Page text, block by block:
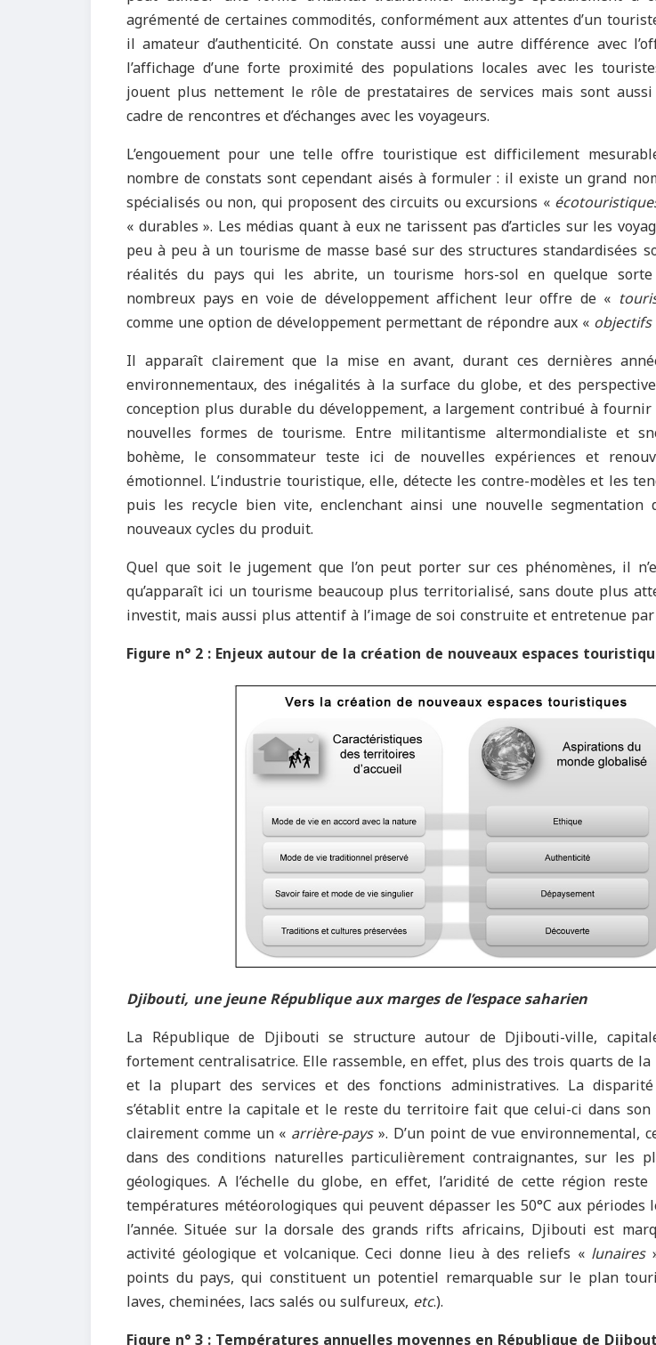
agrémenté de certaines commodités, conformément aux attentes d’un
il amateur d’authenticité. On constate aussi une autre différence avec
l’affichage d’une forte proximité des populations locales avec les
jouent plus nettement le rôle de prestataires de services mais sont
cadre de rencontres et d’échanges avec les voyageurs.
L’engouement pour une telle offre touristique est difficilement
nombre de constats sont cependant aisés à formuler : il existe un grand
spécialisés ou non, qui proposent des circuits ou excursions «
« durables ». Les médias quant à eux ne tarissent pas d’articles sur les
peu à peu à un tourisme de masse basé sur des structures standardisées
réalités du pays qui les abrite, un tourisme hors-sol en quelque
nombreux pays en voie de développement affichent leur offre de «
comme une option de développement permettant de répondre aux «
Il apparaît clairement que la mise en avant, durant ces dernières
environnementaux, des inégalités à la surface du globe, et des
conception plus durable du développement, a largement contribué à
nouvelles formes de tourisme. Entre militantisme altermondialiste et
bohème, le consommateur teste ici de nouvelles expériences et
émotionnel. L’industrie touristique, elle, détecte les contre-modèles et les
puis les recycle bien vite, enclenchant ainsi une nouvelle
nouveaux cycles du produit.
Quel que soit le jugement que l’on peut porter sur ces phénomènes, il
qu’apparaît ici un tourisme beaucoup plus territorialisé, sans doute plus
investit, mais aussi plus attentif à l’image de soi construite et entretenue
Figure n° 2 : Enjeux autour de la création de nouveaux espaces
Djibouti, une jeune République aux marges de l’espace saharien
La République de Djibouti se structure autour de Djibouti-ville,
fortement centralisatrice. Elle rassemble, en effet, plus des trois quarts de
et la plupart des services et des fonctions administratives. La
s’établit entre la capitale et le reste du territoire fait que celui-ci dans
clairement comme un « arrière-pays». D’un point de vue environnemental,
dans des conditions naturelles particulièrement contraignantes, sur les
géologiques. A l’échelle du globe, en effet, l’aridité de cette région reste
températures météorologiques qui peuvent dépasser les 50°C aux périodes
l’année. Située sur la dorsale des grands rifts africains, Djibouti est
activité géologique et volcanique. Ceci donne lieu à des reliefs « lunaires
points du pays, qui constituent un potentiel remarquable sur le plan
laves, cheminées, lacs salés ou sulfureux, etc.).